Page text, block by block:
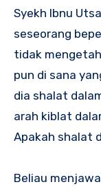
Syekh Ibnu
seseorang
tidak
pun di sana
dia shalat
arah kiblat
Apakah shalat
Beliau